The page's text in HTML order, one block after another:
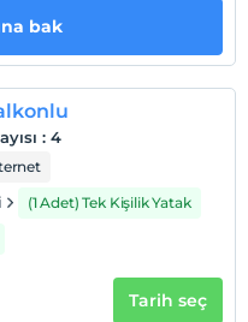
Göster
bak
: 4
(1 Adet) Tek Kişilik Yatak
Tarih seç